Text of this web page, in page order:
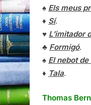
♠ Els meus
♦ Sí.
♥ L’imitador
♣ Formigó.
♠ El nebot
♦ Tala.
Thomas